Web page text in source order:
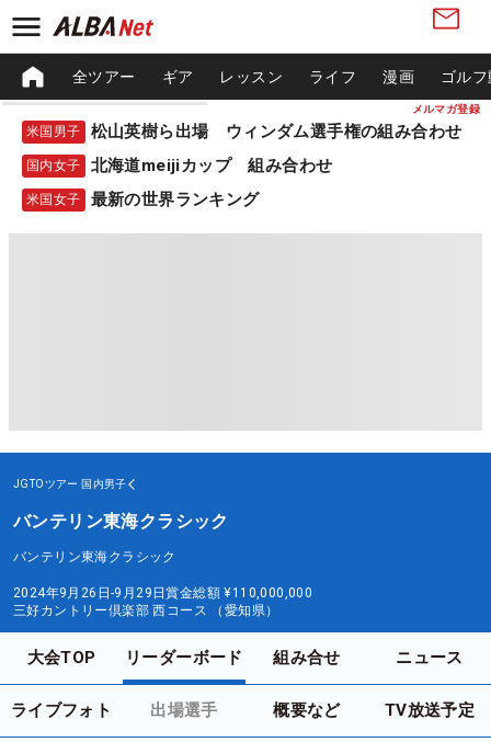
メルマガ登録
全ツアー ギア レッスン ライフ 漫画 ゴル
米国男子 松山英樹ら出場 ウィンダム選手権の組み合わせ
国内女子 北海道meijiカップ 組み合わせ
米国女子 最新の世界ランキング
JGTOツアー 国内男子
バンテリン東海クラシック
バンテリン東海クラシック
2024年9月26日-9月29日賞金総額 ¥110,000,000
三好カントリー倶楽部 西コース （愛知県）
大会TOP リーダーボード 組み合せ ニュース
ライブフォト 出場選手 概要など TV放送予定